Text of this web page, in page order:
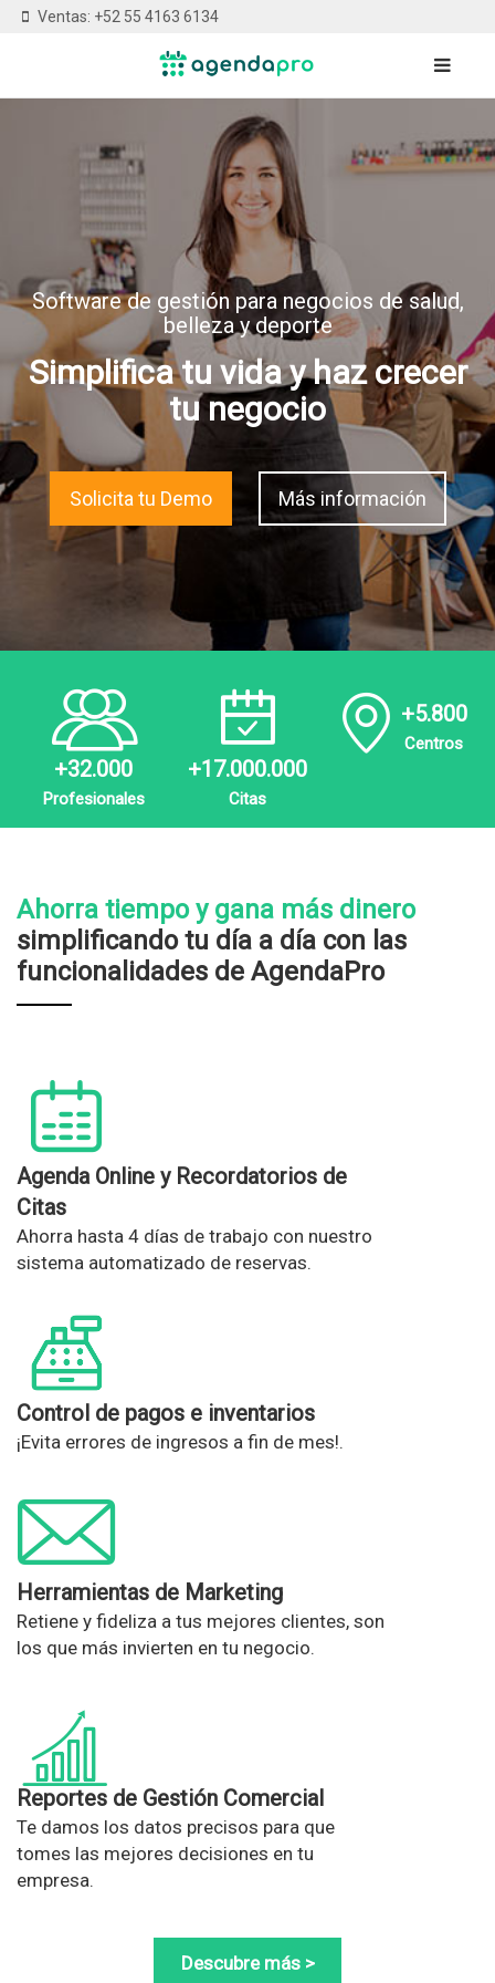
Ventas: +52 55 4163 6134
Software de gestión para negocios de salud,
belleza y deporte
Simplifica tu vida y haz crecer
tu negocio
Solicita tu Demo Más información
+32.000
Profesionales
+17.000.000
Citas
+5.800
Centros
Ahorra tiempo y gana más dinero
simplificando tu día a día con las
funcionalidades de AgendaPro
Agenda Online y Recordatorios de
Citas
Ahorra hasta 4 días de trabajo con nuestro
sistema automatizado de reservas.
Control de pagos e inventarios
¡Evita errores de ingresos a fin de mes!.
Herramientas de Marketing
Retiene y fideliza a tus mejores clientes, son
los que más invierten en tu negocio.
Reportes de Gestión Comercial
Te damos los datos precisos para que
tomes las mejores decisiones en tu
empresa.
Descubre más >